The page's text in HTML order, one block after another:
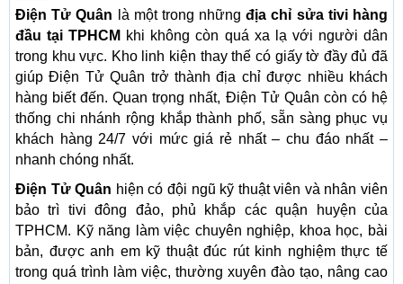
Điện Tử Quân là một trong nhữngđịa chỉ sửa tivi hàng
đầu tại TPHCM khi không còn quá xa lạ với người dân
trong khu vực. Kho linh kiện thay thế có giấy tờ đầy đủ đã
giúp Điện Tử Quân trở thành địa chỉ được nhiều khách
hàng biết đến. Quan trọng nhất, Điện Tử Quân còn có hệ
thống chi nhánh rộng khắp thành phố, sẵn sàng phục vụ
khách hàng 24/7 với mức giá rẻ nhất – chu đáo nhất –
nhanh chóng nhất.
Điện Tử Quân hiện có đội ngũ kỹ thuật viên và nhân viên
bảo trì tivi đông đảo, phủ khắp các quận huyện của
TPHCM. Kỹ năng làm việc chuyên nghiệp, khoa học, bài
bản, được anh em kỹ thuật đúc rút kinh nghiệm thực tế
trong quá trình làm việc, thường xuyên đào tạo, nâng cao